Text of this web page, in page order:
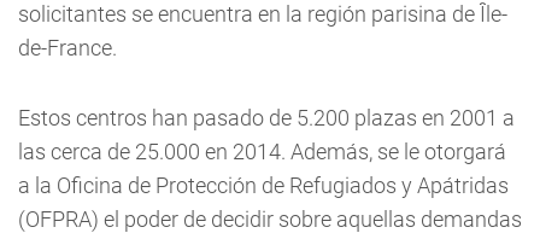
solicitantes se encuentra en la región parisina de Île-
de-France.
Estos centros han pasado de 5.200 plazas en 2001 a
las cerca de 25.000 en 2014. Además, se le otorgará
a la Oficina de Protección de Refugiados y Apátridas
(OFPRA) el poder de decidir sobre aquellas demandas